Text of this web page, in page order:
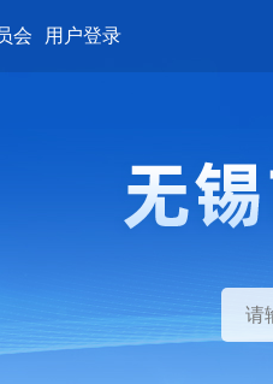
会 用户登录